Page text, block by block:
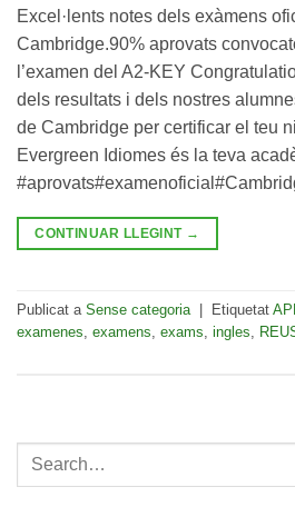
Excel·lents notes dels exàmens
Cambridge.90% aprovats
l’examen del A2-KEY
dels resultats i dels nostres
de Cambridge per certificar el teu
Evergreen Idiomes és la teva
CONTINUAR LLEGINT →
Publicat a Sense categoria | Etiquetat
examenes examens exams ingles